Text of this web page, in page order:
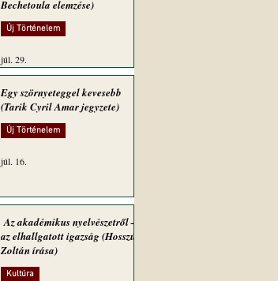
Bechetoula elemzése)
Új Történelem
júl. 29.
Egy szörnyeteggel kevesebb
(Tarik Cyril Amar jegyzete)
Új Történelem
júl. 16.
Az akadémikus nyelvészetről –
az elhallgatott igazság (Hosszú
Zoltán írása)
Kultúra